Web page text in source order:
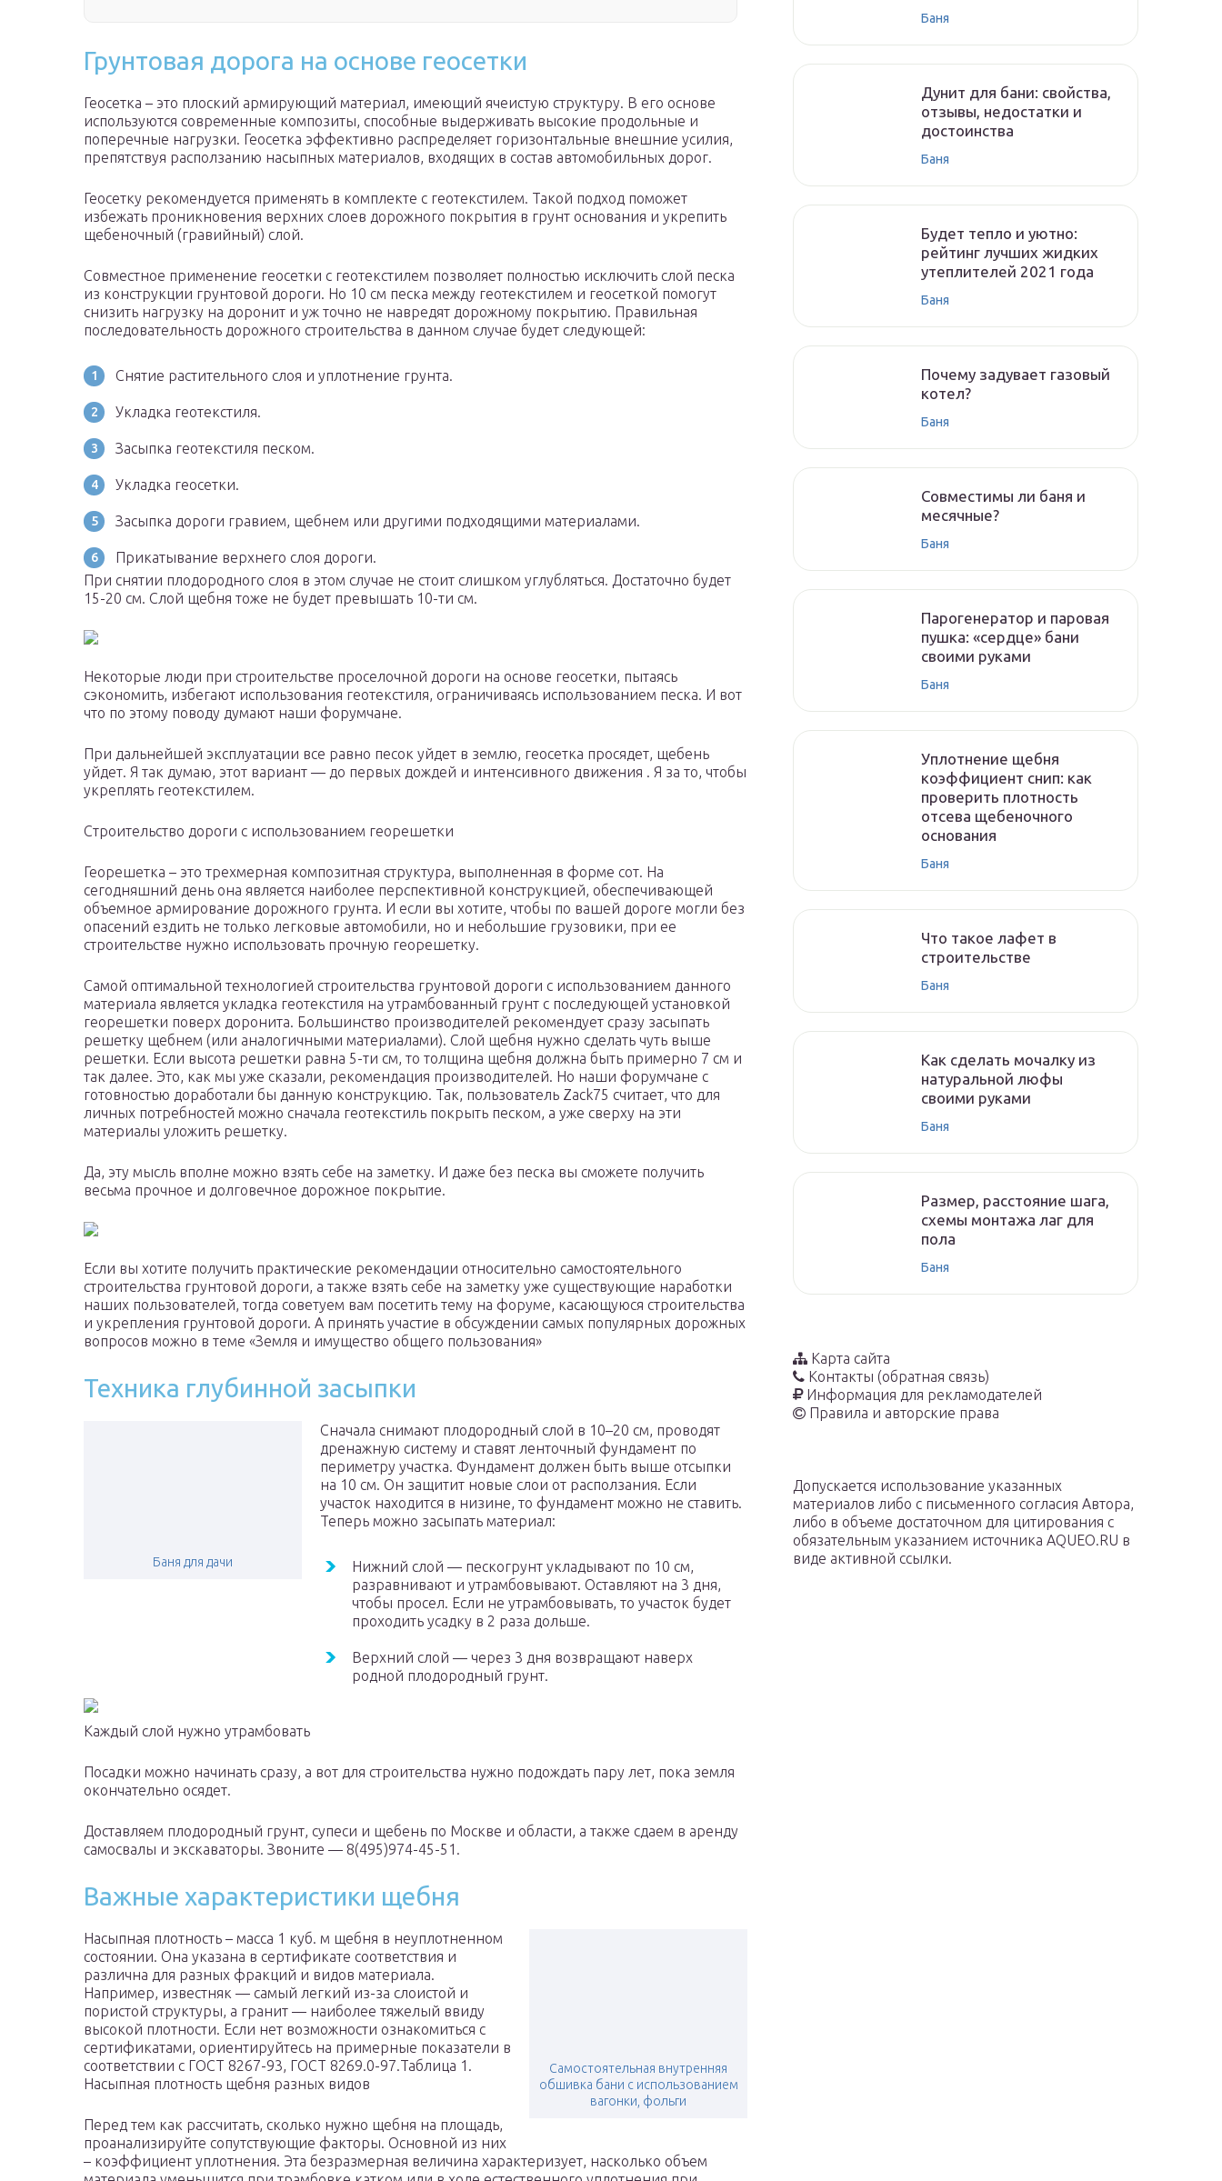
Грунтовая дорога на основе геосетки
Геосетка – это плоский армирующий материал, имеющий ячеистую структуру. В его основе
используются современные композиты, способные выдерживать высокие продольные и
поперечные нагрузки. Геосетка эффективно распределяет горизонтальные внешние усилия,
препятствуя расползанию насыпных материалов, входящих в состав автомобильных дорог.
Геосетку рекомендуется применять в комплекте с геотекстилем. Такой подход поможет
избежать проникновения верхних слоев дорожного покрытия в грунт основания и укрепить
щебеночный (гравийный) слой.
Совместное применение геосетки с геотекстилем позволяет полностью исключить слой песка
из конструкции грунтовой дороги. Но 10 см песка между геотекстилем и геосеткой помогут
снизить нагрузку на доронит и уж точно не навредят дорожному покрытию. Правильная
последовательность дорожного строительства в данном случае будет следующей:
Снятие растительного слоя и уплотнение грунта.
Укладка геотекстиля.
Засыпка геотекстиля песком.
Укладка геосетки.
Засыпка дороги гравием, щебнем или другими подходящими материалами.
Прикатывание верхнего слоя дороги.
При снятии плодородного слоя в этом случае не стоит слишком углубляться. Достаточно будет
15-20 см. Слой щебня тоже не будет превышать 10-ти см.
Некоторые люди при строительстве проселочной дороги на основе геосетки, пытаясь
сэкономить, избегают использования геотекстиля, ограничиваясь использованием песка. И вот
что по этому поводу думают наши форумчане.
При дальнейшей эксплуатации все равно песок уйдет в землю, геосетка просядет, щебень
уйдет. Я так думаю, этот вариант — до первых дождей и интенсивного движения . Я за то, чтобы
укреплять геотекстилем.
Строительство дороги с использованием георешетки
Георешетка – это трехмерная композитная структура, выполненная в форме сот. На
сегодняшний день она является наиболее перспективной конструкцией, обеспечивающей
объемное армирование дорожного грунта. И если вы хотите, чтобы по вашей дороге могли без
опасений ездить не только легковые автомобили, но и небольшие грузовики, при ее
строительстве нужно использовать прочную георешетку.
Самой оптимальной технологией строительства грунтовой дороги с использованием данного
материала является укладка геотекстиля на утрамбованный грунт с последующей установкой
георешетки поверх доронита. Большинство производителей рекомендует сразу засыпать
решетку щебнем (или аналогичными материалами). Слой щебня нужно сделать чуть выше
решетки. Если высота решетки равна 5-ти см, то толщина щебня должна быть примерно 7 см и
так далее. Это, как мы уже сказали, рекомендация производителей. Но наши форумчане с
готовностью доработали бы данную конструкцию. Так, пользователь Zack75 считает, что для
личных потребностей можно сначала геотекстиль покрыть песком, а уже сверху на эти
материалы уложить решетку.
Да, эту мысль вполне можно взять себе на заметку. И даже без песка вы сможете получить
весьма прочное и долговечное дорожное покрытие.
Если вы хотите получить практические рекомендации относительно самостоятельного
строительства грунтовой дороги, а также взять себе на заметку уже существующие наработки
наших пользователей, тогда советуем вам посетить тему на форуме, касающуюся строительства
и укрепления грунтовой дороги. А принять участие в обсуждении самых популярных дорожных
вопросов можно в теме «Земля и имущество общего пользования»
Техника глубинной засыпки
Баня для дачи
Сначала снимают плодородный слой в 10–20 см, проводят
дренажную систему и ставят ленточный фундамент по
периметру участка. Фундамент должен быть выше отсыпки
на 10 см. Он защитит новые слои от расползания. Если
участок находится в низине, то фундамент можно не ставить.
Теперь можно засыпать материал:
Нижний слой — пескогрунт укладывают по 10 см,
разравнивают и утрамбовывают. Оставляют на 3 дня,
чтобы просел. Если не утрамбовывать, то участок будет
проходить усадку в 2 раза дольше.
Верхний слой — через 3 дня возвращают наверх
родной плодородный грунт.
Каждый слой нужно утрамбовать
Посадки можно начинать сразу, а вот для строительства нужно подождать пару лет, пока земля
окончательно осядет.
Доставляем плодородный грунт, супеси и щебень по Москве и области, а также сдаем в аренду
самосвалы и экскаваторы. Звоните — 8(495)974-45-51.
Важные характеристики щебня
Самостоятельная внутренняя
обшивка бани с использованием
вагонки, фольги
Насыпная плотность – масса 1 куб. м щебня в неуплотненном
состоянии. Она указана в сертификате соответствия и
различна для разных фракций и видов материала.
Например, известняк — самый легкий из-за слоистой и
пористой структуры, а гранит — наиболее тяжелый ввиду
высокой плотности. Если нет возможности ознакомиться с
сертификатами, ориентируйтесь на примерные показатели в
соответствии с ГОСТ 8267-93, ГОСТ 8269.0-97.Таблица 1.
Насыпная плотность щебня разных видов
Перед тем как рассчитать, сколько нужно щебня на площадь,
проанализируйте сопутствующие факторы. Основной из них
– коэффициент уплотнения. Эта безразмерная величина характеризует, насколько объем
Баня
Дунит для бани: свойства,
отзывы, недостатки и
достоинства
Баня
Будет тепло и уютно:
рейтинг лучших жидких
утеплителей 2021 года
Баня
Почему задувает газовый
котел?
Баня
Совместимы ли баня и
месячные?
Баня
Парогенератор и паровая
пушка: «сердце» бани
своими руками
Баня
Уплотнение щебня
коэффициент снип: как
проверить плотность
отсева щебеночного
основания
Баня
Что такое лафет в
строительстве
Баня
Как сделать мочалку из
натуральной люфы
своими руками
Баня
Размер, расстояние шага,
схемы монтажа лаг для
пола
Баня
Карта сайта
Контакты (обратная связь)
Информация для рекламодателей
Правила и авторские права
Допускается использование указанных
материалов либо с письменного согласия Автора,
либо в объеме достаточном для цитирования с
обязательным указанием источника AQUEO.RU в
виде активной ссылки.